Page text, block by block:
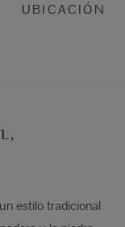
UBICACIÓN
estilo tradicional